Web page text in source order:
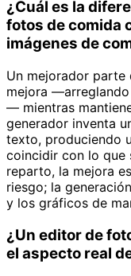
¿Cuál es la
fotos de comida
imágenes de
Un mejorador
mejora
— mientras
generador inventa
texto, produciendo
coincidir con lo que
reparto, la mejora
riesgo; la
y los gráficos de
¿Un editor de
el aspecto real